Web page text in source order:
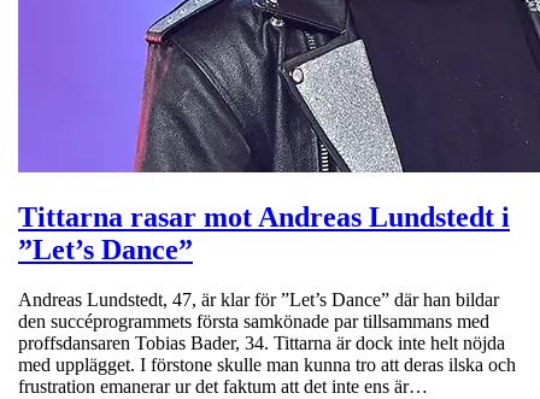
Tittarna rasar mot Andreas Lundstedt i
”Let’s Dance”
Andreas Lundstedt, 47, är klar för ”Let’s Dance” där han bildar
den succéprogrammets första samkönade par tillsammans med
proffsdansaren Tobias Bader, 34. Tittarna är dock inte helt nöjda
med upplägget. I förstone skulle man kunna tro att deras ilska och
frustration emanerar ur det faktum att det inte ens är…